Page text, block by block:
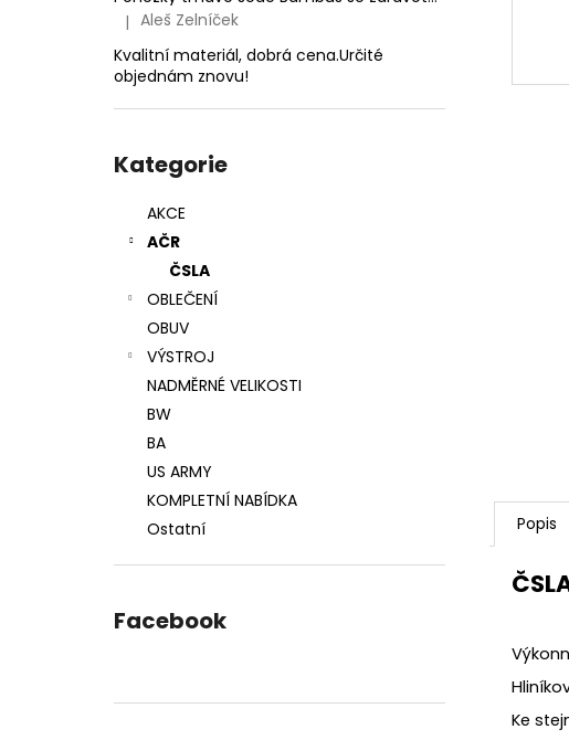
Hodnocení produktu je 5 z 5 hvězdiček.
| Aleš Zelníček
Kvalitní materiál, dobrá cena.Určité
objednám znovu!
kategorie
Kategorie
AKCE
AČR
ČSLA
OBLEČENÍ
OBUV
VÝSTROJ
NADMĚRNÉ VELIKOSTI
BW
BA
US ARMY
KOMPLETNÍ NABÍDKA
Ostatní
Facebook
Popis
Ke
24 Kč